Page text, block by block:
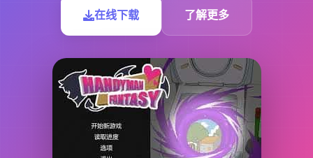
在线下载 了解更多